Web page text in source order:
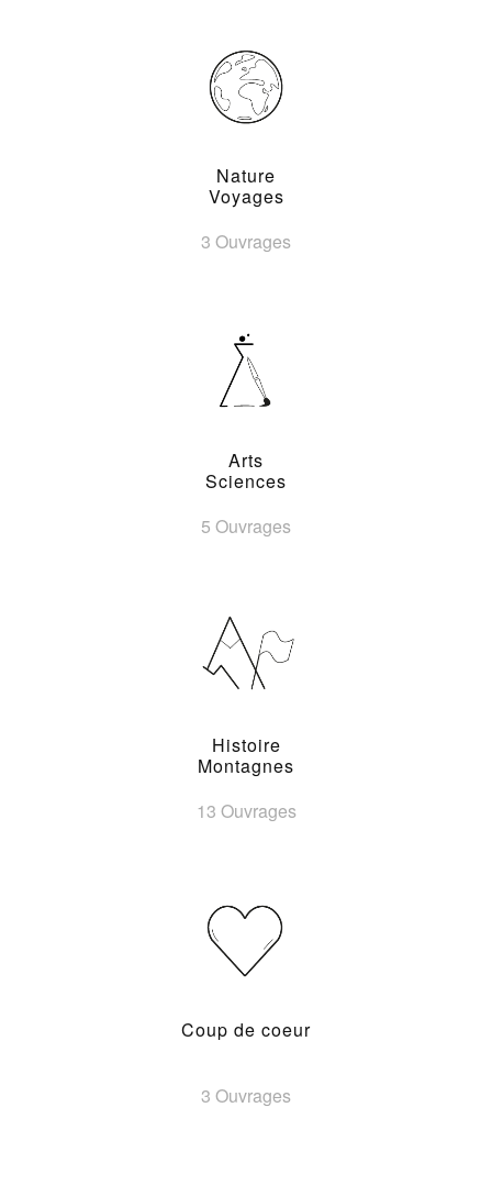
Nature
Voyages
3 Ouvrages
Arts
Sciences
5 Ouvrages
Histoire
Montagnes
13 Ouvrages
Coup de coeur
3 Ouvrages